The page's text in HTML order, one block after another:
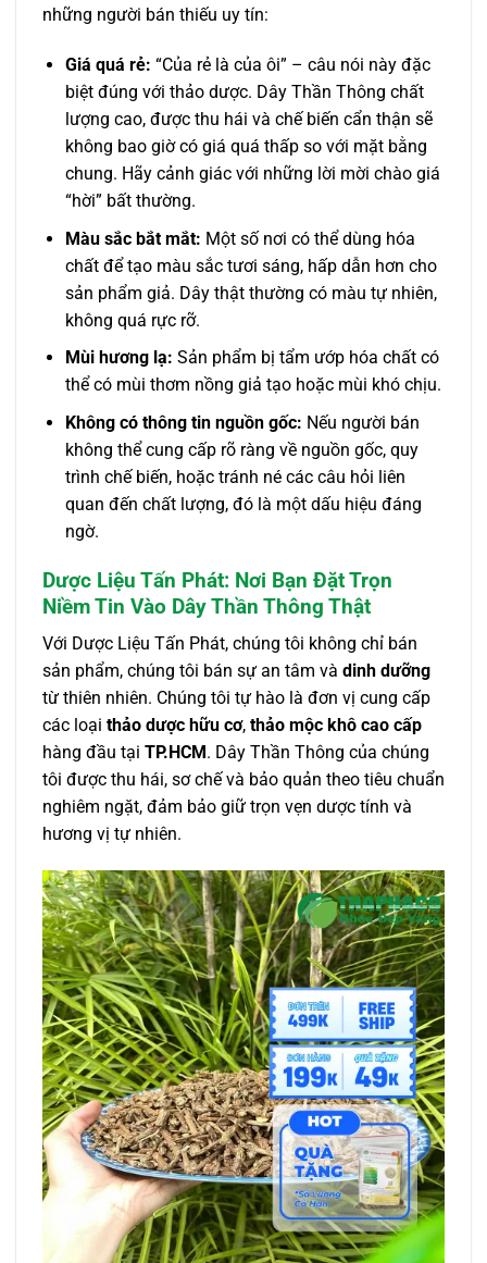
những người bán thiếu uy tín:
Giá quá rẻ: “Của rẻ là của ôi” – câu nói này đặc
biệt đúng với thảo dược. Dây Thần Thông chất
lượng cao, được thu hái và chế biến cẩn thận sẽ
không bao giờ có giá quá thấp so với mặt bằng
chung. Hãy cảnh giác với những lời mời chào giá
“hời” bất thường.
Màu sắc bắt mắt: Một số nơi có thể dùng hóa
chất để tạo màu sắc tươi sáng, hấp dẫn hơn cho
sản phẩm giả. Dây thật thường có màu tự nhiên,
không quá rực rỡ.
Mùi hương lạ: Sản phẩm bị tẩm ướp hóa chất có
thể có mùi thơm nồng giả tạo hoặc mùi khó chịu.
Không có thông tin nguồn gốc: Nếu người bán
không thể cung cấp rõ ràng về nguồn gốc, quy
trình chế biến, hoặc tránh né các câu hỏi liên
quan đến chất lượng, đó là một dấu hiệu đáng
ngờ.
Dược Liệu Tấn Phát: Nơi Bạn Đặt Trọn
Niềm Tin Vào Dây Thần Thông Thật
Với Dược Liệu Tấn Phát, chúng tôi không chỉ bán
sản phẩm, chúng tôi bán sự an tâm và dinh dưỡng
từ thiên nhiên. Chúng tôi tự hào là đơn vị cung cấp
các loại thảo dược hữu cơ, thảo mộc khô cao cấp
hàng đầu tại TP.HCM . Dây Thần Thông của chúng
tôi được thu hái, sơ chế và bảo quản theo tiêu chuẩn
nghiêm ngặt, đảm bảo giữ trọn vẹn dược tính và
hương vị tự nhiên.